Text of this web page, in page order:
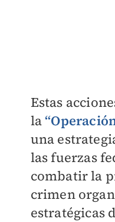
Estas
la
una
las fuerzas
combatir la
crimen
estratégicas